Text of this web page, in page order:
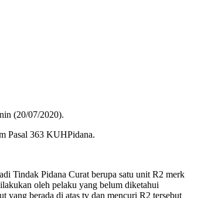
(20/07/2020).
Pasal 363 KUHPidana.
Tindak Pidana Curat berupa satu unit R2 merk
oleh pelaku yang belum diketahui
yang berada di atas tv dan mencuri R2 tersebut